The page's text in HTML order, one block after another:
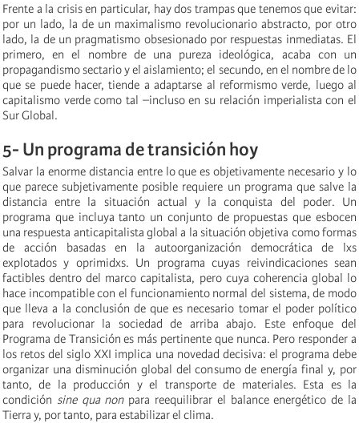
Frente a la crisis en particular, hay dos trampas que tenemos que evitar:
por un lado, la de un maximalismo revolucionario abstracto, por otro
lado, la de un pragmatismo obsesionado por respuestas inmediatas. El
primero, en el nombre de una pureza ideológica, acaba con un
propagandismo sectario y el aislamiento; el secundo, en el nombre de lo
que se puede hacer, tiende a adaptarse al reformismo verde, luego al
capitalismo verde como tal –incluso en su relación imperialista con el
Sur Global.
5- Un programa de transición hoy
Salvar la enorme distancia entre lo que es objetivamente necesario y lo
que parece subjetivamente posible requiere un programa que salve la
distancia entre la situación actual y la conquista del poder. Un
programa que incluya tanto un conjunto de propuestas que esbocen
una respuesta anticapitalista global a la situación objetiva como formas
de acción basadas en la autoorganización democrática de lxs
explotados y oprimidxs. Un programa cuyas reivindicaciones sean
factibles dentro del marco capitalista, pero cuya coherencia global lo
hace incompatible con el funcionamiento normal del sistema, de modo
que lleva a la conclusión de que es necesario tomar el poder político
para revolucionar la sociedad de arriba abajo. Este enfoque del
Programa de Transición es más pertinente que nunca. Pero responder a
los retos del siglo XXI implica una novedad decisiva: el programa debe
organizar una disminución global del consumo de energía final y, por
tanto, de la producción y el transporte de materiales. Esta es la
condición sine qua nonpara reequilibrar el balance energético de la
Tierra y, por tanto, para estabilizar el clima.